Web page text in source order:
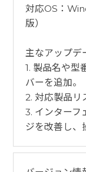
対応OS：
版）
主なアップデ
1. 製品名や型
バーを追加。
2. 対応製品リ
3. インターフ
ジを改善し、